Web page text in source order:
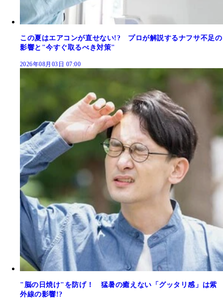
この夏はエアコンが直せない!? プロが解説するナフサ不足の
影響と"今すぐ取るべき対策"
2026年08月03日 07:00
"脳の日焼け"を防げ！ 猛暑の癒えない「グッタリ感」は紫
外線の影響!?